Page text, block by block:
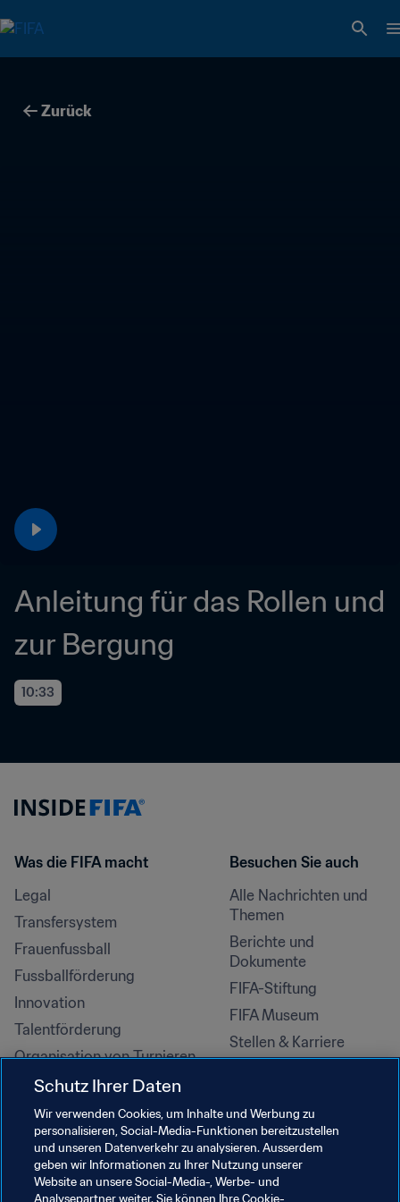
Zurück
Anleitung für das Rollen und
zur Bergung
10:33
Was die FIFA macht
Legal
Transfersystem
Frauenfussball
Fussballförderung
Innovation
Talentförderung
Organisation von Turnieren
Nachhaltigkeit
Menschenrechte und
Antidiskriminierung
Gesundheit und Medizin
Bildungsinitiativen
Besuchen Sie auch
Alle Nachrichten und
Themen
Berichte und
Dokumente
FIFA-Stiftung
FIFA Museum
Stellen & Karriere
Schutz Ihrer Daten
Wir verwenden Cookies, um Inhalte und Werbung zu
personalisieren, Social-Media-Funktionen bereitzustellen
und unseren Datenverkehr zu analysieren. Ausserdem
geben wir Informationen zu Ihrer Nutzung unserer
Website an unsere Social-Media-, Werbe- und
Analysepartner weiter. Sie können Ihre Cookie-